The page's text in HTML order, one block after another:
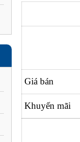
Giá bán
Khuyến mãi